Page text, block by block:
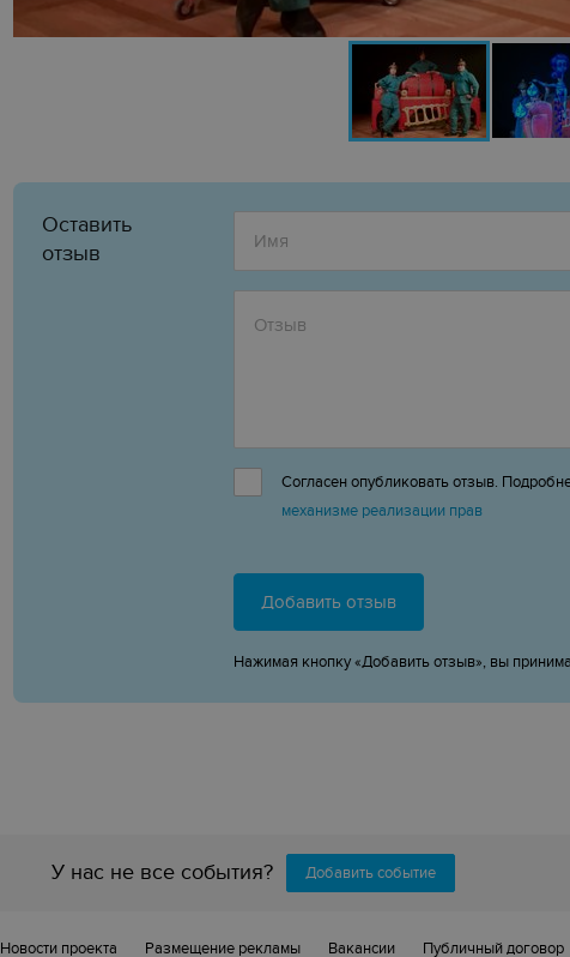
Оставить
отзыв
Согласен опубликовать отзыв.
механизме реализации прав
Добавить отзыв
Нажимая кнопку «Добавить отзыв», вы
У нас не все события? Добавить событие
Новости проекта Размещение рекламы Вакансии Публичный договор